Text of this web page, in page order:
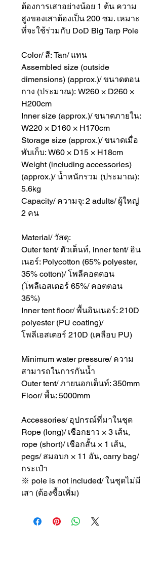
ต้องการเสาอย่างน้อย 1 ต้น ความ
สูงของเสาต้องเป็น 200 ซม. เหมาะ
ที่จะใช้ร่วมกับ DoD Big Tarp Pole
Color/ สี: Tan/ แทน
Assembled size (outside
dimensions) (approx.)/ ขนาดตอน
กาง (ประมาณ): W260 × D260 ×
H200cm
Inner size (approx.)/ ขนาดภายใน:
W220 × D160 × H170cm
Storage size (approx.)/ ขนาดเมื่อ
พับเก็บ: W60 × D15 × H18cm
Weight (including accessories)
(approx.)/ น้ำหนักรวม (ประมาณ):
5.6kg
Capacity/ ความจุ: 2 adults/ ผู้ใหญ่
2 คน
Material/ วัสดุ:
Outer tent/ ตัวเต็นท์, inner tent/ อิน
เนอร์: Polycotton (65% polyester,
35% cotton)/ โพลีคอตตอน
(โพลีเอสเตอร์ 65%/ คอตตอน
35%)
Inner tent floor/ พื้นอินเนอร์: 210D
polyester (PU coating)/
โพลีเอสเตอร์ 210D (เคลือบ PU)
Minimum water pressure/ ความ
สามารถในการกันน้ำ
Outer tent/ ภายนอกเต็นท์: 350mm
Floor/ พื้น: 5000mm
Accessories/ อุปกรณ์ที่มาในชุด
Rope (long)/ เชือกยาว × 3 เส้น,
rope (short)/ เชือกสั้น × 1 เส้น,
pegs/ สมอบก × 11 อัน, carry bag/
กระเป๋า
※ pole is not included/ ในชุดไม่มี
เสา (ต้องซื้อเพิ่ม)